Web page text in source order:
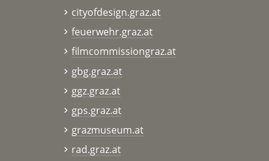
cityofdesign.graz.at
feuerwehr.graz.at
filmcommissiongraz.at
gbg.graz.at
ggz.graz.at
gps.graz.at
grazmuseum.at
rad.graz.at